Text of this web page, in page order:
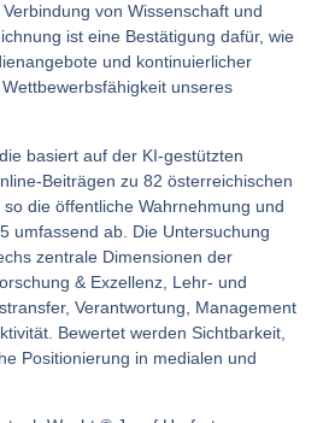
von Wissenschaft und
ist eine Bestätigung dafür, wie
und kontinuierlicher
unseres
basiert auf der KI-gestützten
Beiträgen zu 82 österreichischen
die öffentliche Wahrnehmung und
umfassend ab.​ Die Untersuchung
zentrale Dimensionen der
& Exzellenz, Lehr- und
Verantwortung, Management
Bewertet werden Sichtbarkeit,
Positionierung in medialen und